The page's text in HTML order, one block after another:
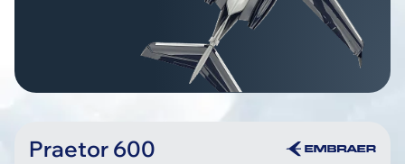
Praetor 600